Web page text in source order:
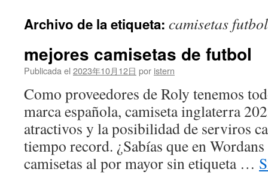
contenido
Archivo de la etiqueta: camisetas
mejores camisetas de futbol
Publicada el 2023年10月12日 por istern
Como proveedores de Roly tenemos
marca española, camiseta inglaterra
atractivos y la posibilidad de serviros
tiempo record. ¿Sabías que en
camisetas al por mayor sin etiqueta …